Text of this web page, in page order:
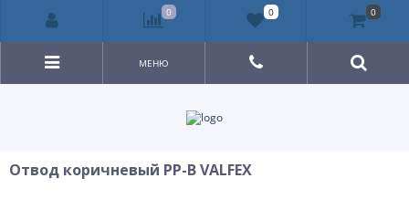
МЕНЮ
Отвод коричневый PP-B VALFEX
0 0 0